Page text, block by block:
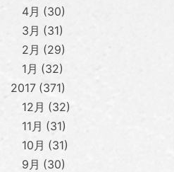
4月
30
3月
31
2月
29
1月
32
2017 371
12月
32
11月
31
10月
31
9月
30